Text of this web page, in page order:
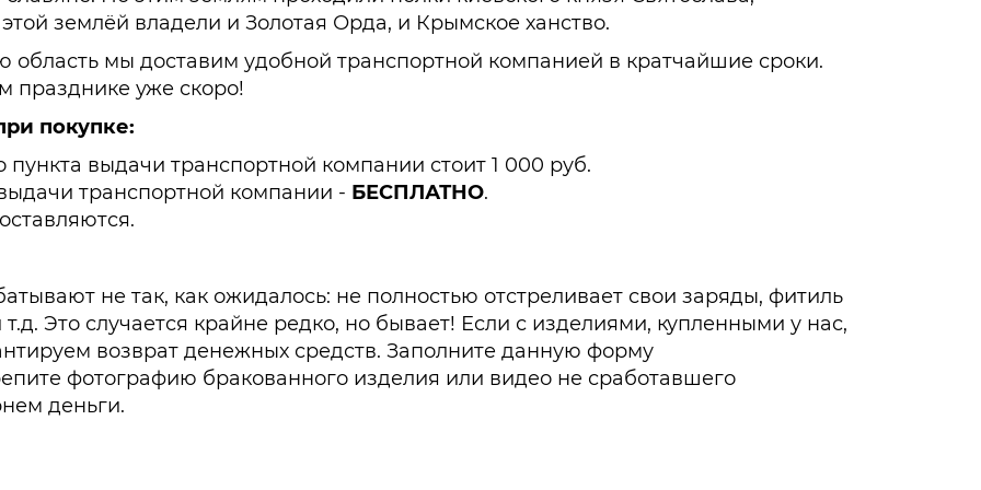
землёй владели и Золотая Орда, и Крымское ханство.
область мы доставим удобной транспортной компанией в кратчайшие сроки.
празднике уже скоро!
покупке:
пункта выдачи транспортной компании стоит 1 000 руб.
транспортной компании - БЕСПЛАТНО.
не так, как ожидалось: не полностью отстреливает свои заряды, фитиль
Это случается крайне редко, но бывает! Если с изделиями, купленными у нас,
возврат денежных средств. Заполните данную форму
фотографию бракованного изделия или видео не сработавшего
деньги.